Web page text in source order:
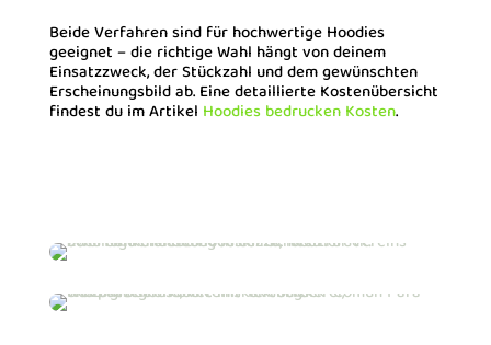
Beide Verfahren sind für hochwertige Hoodies
geeignet – die richtige Wahl hängt von deinem
Einsatzzweck, der Stückzahl und dem gewünschten
Erscheinungsbild ab. Eine detaillierte Kostenübersicht
findest du im Artikel Hoodies bedrucken Kosten.